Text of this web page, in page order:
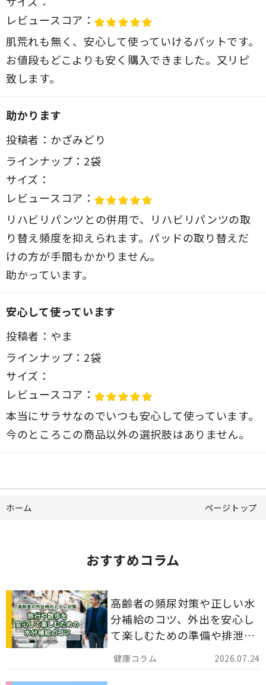
レビュースコア：
肌荒れも無く、安心して使っていけるパットです。
お値段もどこよりも安く購入できました。又リピ
致します。
助かります
投稿者： かざみどり
ラインナップ： 2袋
サイズ：
レビュースコア：
リハビリパンツとの併用で、リハビリパンツの取
り替え頻度を抑えられます。パッドの取り替えだ
けの方が手間もかかりません。
助かっています。
安心して使っています
投稿者： やま
ラインナップ： 2袋
サイズ：
レビュースコア：
本当にサラサなのでいつも安心して使っています。
今のところこの商品以外の選択肢はありません。
ホーム ページトップ
おすすめコラム
2026.07.24
高齢者の頻尿対策や正しい水
分補給のコツ、外出を安心し
て楽しむための準備や排泄ケ
ア用品の選び方を解説しま
す。